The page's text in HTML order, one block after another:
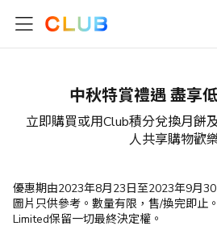
中秋特賞禮遇 盡享
立即購買或用Club積分兌換月餅
人共享購物歡
優惠期由2023年8月23日至2023年9月
圖片只供參考。數量有限，售/換完即止
Limited保留一切最終決定權。